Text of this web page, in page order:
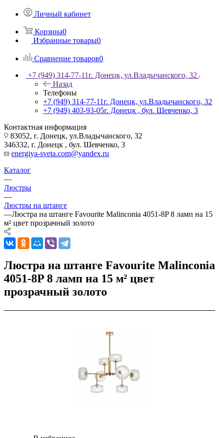
Личный кабинет
Корзина0
Избранные товары0
Сравнение товаров0
+7 (949) 314-77-11г. Донецк, ул.Владычанского, 32
Назад
Телефоны
+7 (949) 314-77-11г. Донецк, ул.Владычанского, 32
+7 (949) 403-93-05г. Донецк , бул. Шевченко, 3
Контактная информация
83052, г. Донецк, ул.Владычанского, 32
346332, г. Донецк , бул. Шевченко, 3
energiya-sveta.com@yandex.ru
Каталог
—
Люстры
—
Люстры на штанге
—Люстра на штанге Favourite Malinconia 4051-8P 8 ламп на 15
м² цвет прозрачный золото
Люстра на штанге Favourite Malinconia
4051-8P 8 ламп на 15 м² цвет
прозрачный золото